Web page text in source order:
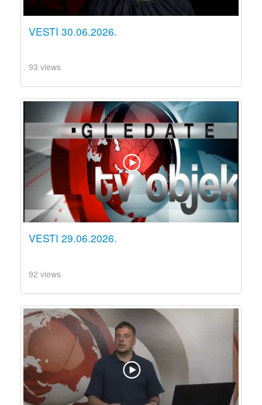
VESTI 30.06.2026.
93 views
VESTI 29.06.2026.
92 views